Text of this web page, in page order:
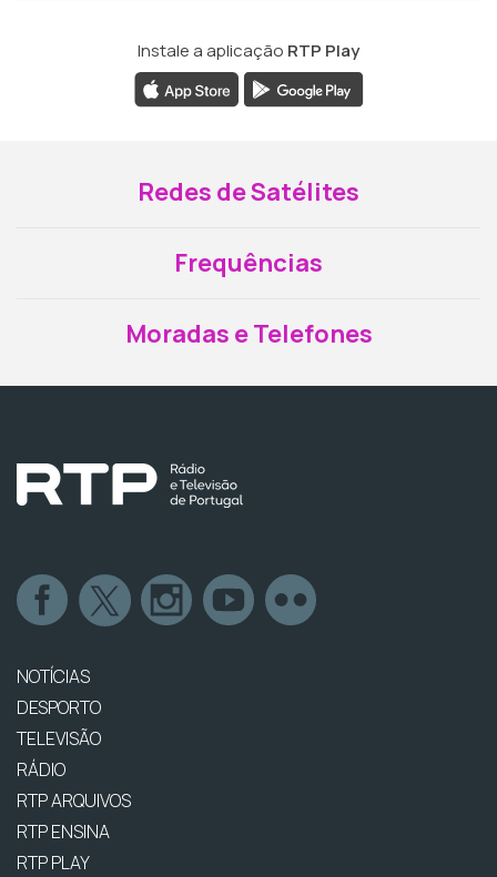
Instale a aplicação RTP Play
Redes de Satélites
Frequências
Moradas e Telefones
NOTÍCIAS
DESPORTO
TELEVISÃO
RÁDIO
RTP ARQUIVOS
RTP ENSINA
RTP PLAY